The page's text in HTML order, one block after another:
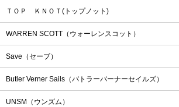
ＴＯＰ ＫＮＯＴ(トップノット)
WARREN SCOTT（ウォーレンスコット）
Save（セーブ）
Butler Verner Sails（バトラーバーナーセイルズ）
UNSM（ウンズム）